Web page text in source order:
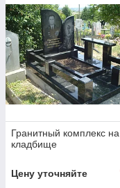
Гранитный комплекс на
кладбище
Цену уточняйте